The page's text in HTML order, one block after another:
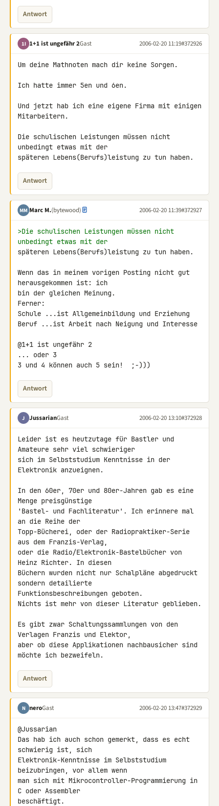
Antwort
1I 1+1 ist ungefähr 2Gast 2006-02-20 11:19#372926
Um deine Mathnoten mach dir keine Sorgen.
Ich hatte immer 5en und 6en.
Und jetzt hab ich eine eigene Firma mit einigen
Mitarbeitern.
Die schulischen Leistungen müssen nicht
unbedingt etwas mit der
späteren Lebens(Berufs)leistung zu tun haben.
Antwort
MM Marc M.(bytewood) 2006-02-20 11:39#372927
>Die schulischen Leistungen müssen nicht
unbedingt etwas mit der
späteren Lebens(Berufs)leistung zu tun haben.
Wenn das in meinem vorigen Posting nicht gut
herausgekommen ist: ich
bin der gleichen Meinung.
Ferner:
Schule ...ist Allgemeinbildung und Erziehung
Beruf ...ist Arbeit nach Neigung und Interesse
@1+1 ist ungefähr 2
... oder 3
3 und 4 können auch 5 sein!  ;-)))
Antwort
J JussarianGast 2006-02-20 13:10#372928
Leider ist es heutzutage für Bastler und
Amateure sehr viel schwieriger
sich im Selbststudium Kenntnisse in der
Elektronik anzueignen.
In den 60er, 70er und 80er-Jahren gab es eine
Menge preisgünstige
'Bastel- und Fachliteratur'. Ich erinnere mal
an die Reihe der
Topp-Bücherei, oder der Radiopraktiker-Serie
aus dem Franzis-Verlag,
oder die Radio/Elektronik-Bastelbücher von
Heinz Richter. In diesen
Büchern wurden nicht nur Schalpläne abgedruckt
sondern detailierte
Funktionsbeschreibungen geboten.
Nichts ist mehr von dieser Literatur geblieben.
Es gibt zwar Schaltungssammlungen von den
Verlagen Franzis und Elektor,
aber ob diese Applikationen nachbausicher sind
möchte ich bezweifeln.
Antwort
N neroGast 2006-02-20 13:47#372929
@Jussarian
Das hab ich auch schon gemerkt, dass es echt
schwierig ist, sich
Elektronik-Kenntnisse im Selbststudium
beizubringen, vor allem wenn
man sich mit Mikrocontroller-Programmierung in
C oder Assembler
beschäftigt.